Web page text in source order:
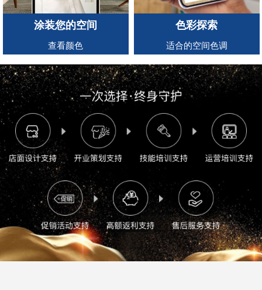
涂装您的空间
查看颜色
色彩探索
适合的空间色调